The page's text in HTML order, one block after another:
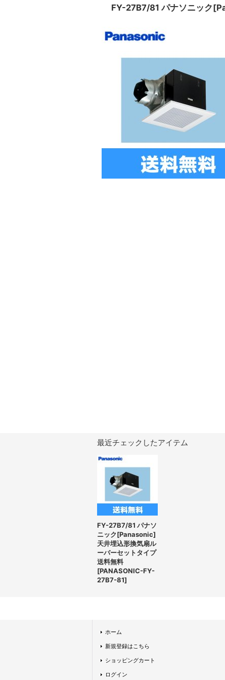
FY-27B7/81 パナソニック
最近チェックしたアイテム
FY-27B7/81 パナソ
ニック[Panasonic]
天井埋込形換気扇ル
ーバーセットタイプ
送料無料
[PANASONIC-FY-
27B7-81]
ホーム
新規登録はこちら
ショッピングカート
ログイン